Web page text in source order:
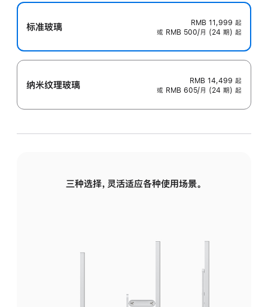
标准玻璃 RMB 11,999 起
或 RMB 500/月 (24 期) 起
纳米纹理玻璃 RMB 14,499 起
或 RMB 605/月 (24 期) 起
三种选择，灵活适应各种使用场景。